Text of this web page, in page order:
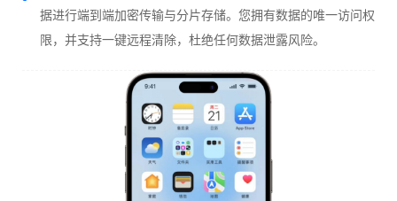
据进行端到端加密传输与分片存储。您拥有数据的唯一访问权
限，并支持一键远程清除，杜绝任何数据泄露风险。